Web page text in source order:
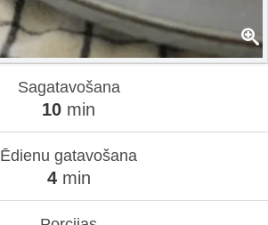
Sagatavošana
10 min
Ēdienu gatavošana
4min